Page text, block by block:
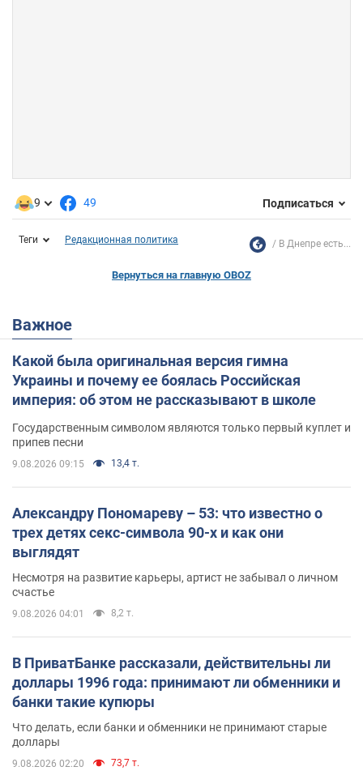
9 49 Подписаться
Теги Редакционная политика В Днепре есть...
Вернуться на главную OBOZ
Важное
Какой была оригинальная версия гимна
Украины и почему ее боялась Российская
империя: об этом не рассказывают в школе
Государственным символом являются только первый куплет и
припев песни
9.08.2026 09:15 13,4 т.
Александру Пономареву – 53: что известно о
трех детях секс-символа 90-х и как они
выглядят
Несмотря на развитие карьеры, артист не забывал о личном
счастье
9.08.2026 04:01 8,2 т.
В ПриватБанке рассказали, действительны ли
доллары 1996 года: принимают ли обменники и
банки такие купюры
Что делать, если банки и обменники не принимают старые
доллары
9.08.2026 02:20 73,7 т.